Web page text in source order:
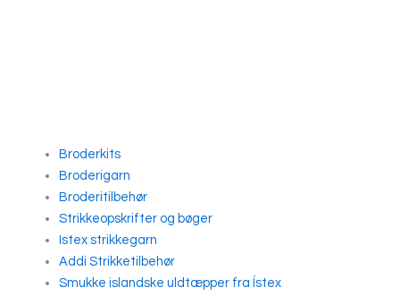
Broderkits
Broderigarn
Broderitilbehør
Strikkeopskrifter og bøger
Istex strikkegarn
Addi Strikketilbehør
Smukke islandske uldtæpper fra Ístex